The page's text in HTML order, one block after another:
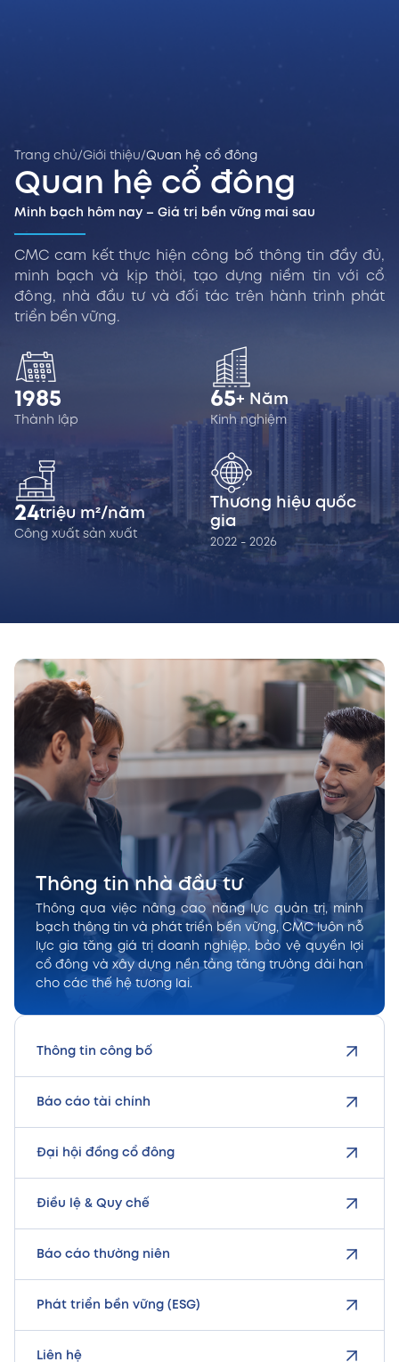
Trang chủ/Giới thiệu/Quan hệ cổ đông
Quan hệ cổ đông
Minh bạch hôm nay – Giá trị bền vững mai sau
CMC cam kết thực hiện công bố thông tin đầy đủ,
minh bạch và kịp thời, tạo dựng niềm tin với cổ
đông, nhà đầu tư và đối tác trên hành trình phát
triển bền vững.
1985
Thành lập
65+ Năm
Kinh nghiệm
24triệu m²/năm
Công xuất sản xuất
Thương hiệu quốc
gia
2022 - 2026
Thông tin nhà đầu tư
Thông qua việc nâng cao năng lực quản trị, minh
bạch thông tin và phát triển bền vững, CMC luôn nỗ
lực gia tăng giá trị doanh nghiệp, bảo vệ quyền lợi
cổ đông và xây dựng nền tảng tăng trưởng dài hạn
cho các thế hệ tương lai.
Thông tin công bố
Báo cáo tài chính
Đại hội đồng cổ đông
Điều lệ & Quy chế
Báo cáo thường niên
Phát triển bền vững (ESG)
Liên hệ